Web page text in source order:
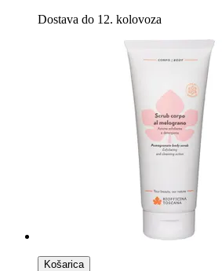
Dostava do 12. kolovoza
Košarica